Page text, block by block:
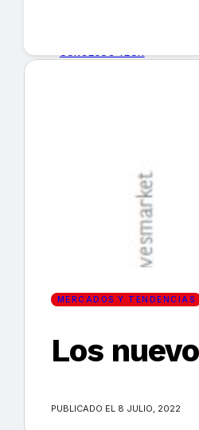
Encuentra tu
MERCADOS Y TENDENCIAS
Los
PUBLICADO EL 8 JULIO, 2022